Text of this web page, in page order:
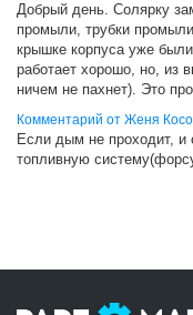
Добрый день. Солярку
промыли, трубки
крышке корпуса уже
работает хорошо, но, из
ничем не пахнет). Это
Комментарий от Женя
Если дым не проходит, и
топливную